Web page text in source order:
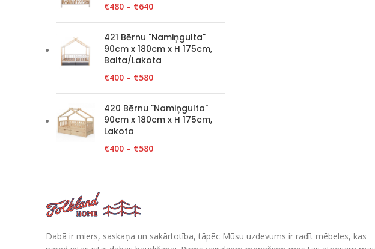
€480 – €640
421 Bērnu "Namiņgulta"
90cm x 180cm x H 175cm,
Balta/Lakota
€400 – €580
420 Bērnu "Namiņgulta"
90cm x 180cm x H 175cm,
Lakota
€400 – €580
Dabā ir miers, saskaņa un sakārtotība, tāpēc Mūsu uzdevums ir radīt mēbeles, kas